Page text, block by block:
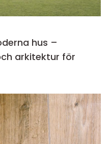
hus –
arkitektur för